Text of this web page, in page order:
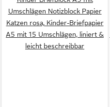
Umschlägen Notizblock Papier
Katzen rosa, Kinder-Briefpapier
A5 mit 15 Umschlägen, liniert &
leicht beschreibbar